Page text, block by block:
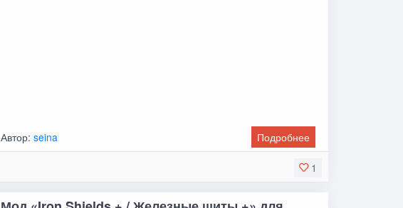
Автор:seina Подробнее
1